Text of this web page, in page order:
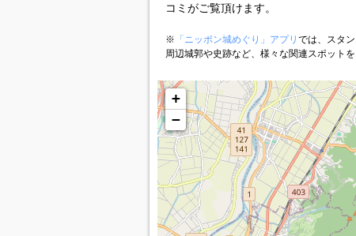
コミがご覧頂けます。
※ 「ニッポン城めぐり」アプリ では、スタ
周辺城郭や史跡など、様々な関連スポットを
+
−